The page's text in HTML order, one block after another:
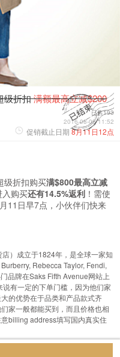
级折扣满额最高立减$200
已售193
2016-08-08 11:52
促销截止日期8月11日12点
级折扣购买满$800最高立减
入购买还有14.5%返利 ！需使
11日早7点，小伙伴们快来
）成立于1824年，是全球一家知
Rebecca Taylor, Fendi,
品牌在Saks Fifth Avenue网站上
有一定的下单门槛，因为他们家
的优势在于品类和产品款式齐
家一般都能买到，而且价格也相
billing address填写国内真实住